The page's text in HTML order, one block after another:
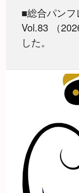
■総合パン
Vol.83 （
した。